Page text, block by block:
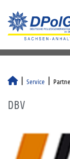
Service
DBV